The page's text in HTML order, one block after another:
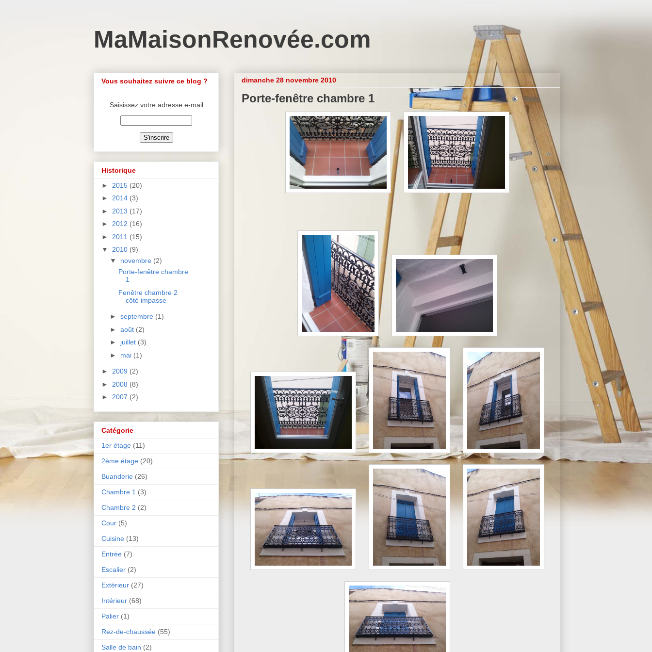
MaMaisonRenovée.com
dimanche 28 novembre 2010
Porte-fenêtre chambre 1
Vous souhaitez suivre ce blog ?
Saisissez votre adresse e-mail
Historique
► 2015 (20)
► 2014 (3)
► 2013 (17)
► 2012 (16)
► 2011 (15)
▼ 2010 (9)
▼ novembre (2)
Porte-fenêtre chambre
1
Fenêtre chambre 2
côté impasse
► septembre (1)
► août (2)
► juillet (3)
► mai (1)
► 2009 (2)
► 2008 (8)
► 2007 (2)
Catégorie
1er étage (11)
2ème étage (20)
Buanderie (26)
Chambre 1 (3)
Chambre 2 (2)
Cour (5)
Cuisine (13)
Entrée (7)
Escalier (2)
Extérieur (27)
Intérieur (68)
Palier (1)
Rez-de-chaussée (55)
Salle de bain (2)